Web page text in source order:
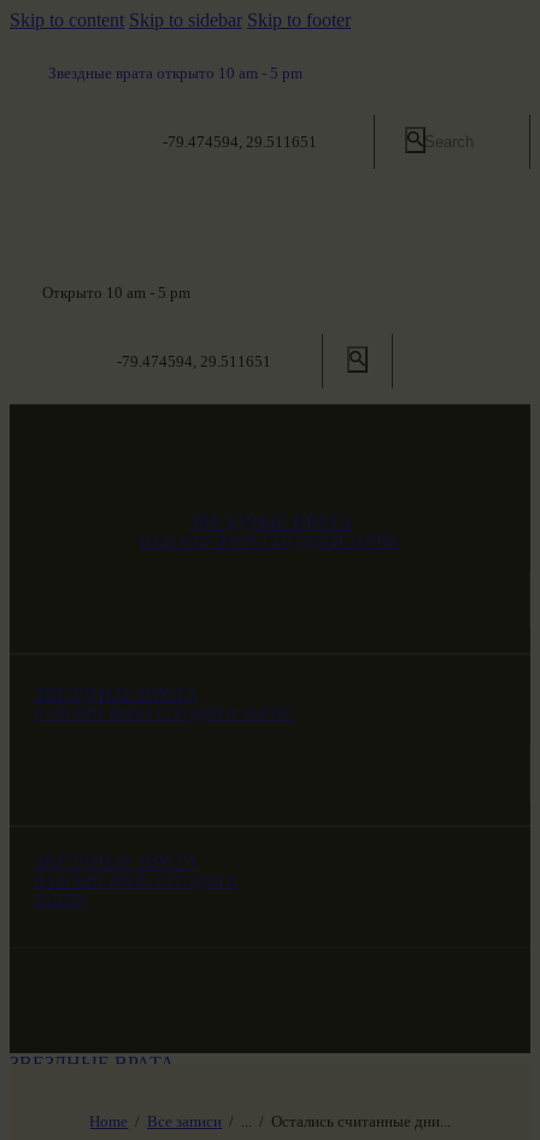
Skip to content Skip to sidebar Skip to footer
Звездные врата открыто 10 am - 5 pm
-79.474594, 29.511651
Открыто 10 am - 5 pm
-79.474594, 29.511651
ЗВЕЗДНЫЕ ВРАТА
НАШ МИР ВЧЕРА СЕГОДНЯ И ЗАВТРА
ЗВЕЗДНЫЕ ВРАТА
НАШ МИР ВЧЕРА СЕГОДНЯ И ЗАВТРА
ЗВЕЗДНЫЕ ВРАТА
НАШ МИР ВЧЕРА СЕГОДНЯ И
ЗАВТРА
Home Все записи Остались считанные дни...
ЗВЕЗДНЫЕ ВРАТА
SG-6